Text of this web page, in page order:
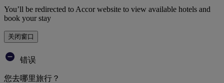
You’ll be redirected to Accor website to view available hotels and
book your stay
关闭窗口
错误
您去哪里旅行？